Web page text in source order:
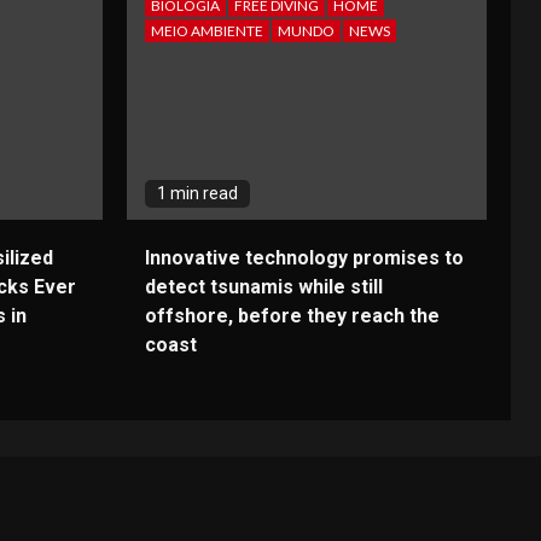
Ever
in
BIOLOGIA
FREE DIVING
HOME
MEIO AMBIENTE
MUNDO NEWS
1 min read
Innovative technology promises to
detect tsunamis while still
offshore, before they reach the
coast